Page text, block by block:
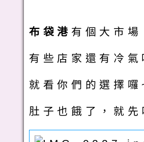
布袋港 有個大市
有些店家還有冷
就看你們的選擇
肚子也餓了，就